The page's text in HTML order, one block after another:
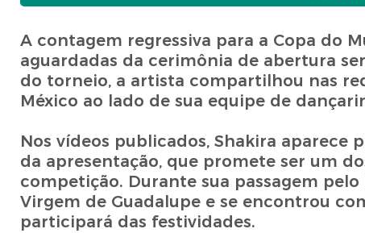
A contagem regressiva para a Copa do
aguardadas da cerimônia de abertura
do torneio, a artista compartilhou nas
México ao lado de sua equipe de
Nos vídeos publicados, Shakira
da apresentação, que promete ser um
competição. Durante sua passagem
Virgem de Guadalupe e se encontrou
participará das festividades.